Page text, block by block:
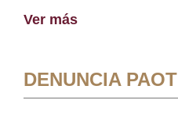
Ver más
DENUNCIA PAOT